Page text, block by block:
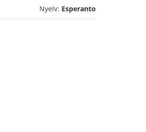
Nyelv: Esperanto